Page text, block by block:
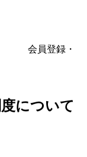
会員登録・
について